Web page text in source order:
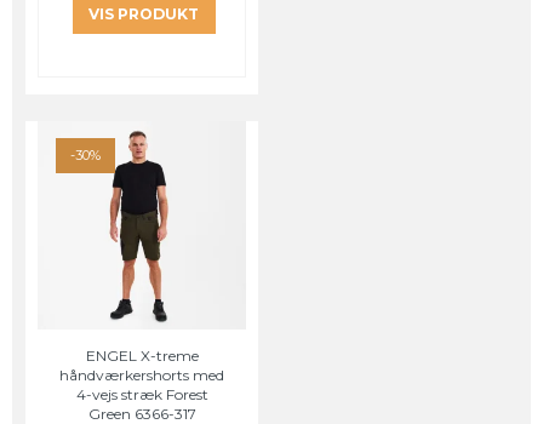
VIS PRODUKT
-30%
ENGEL X-treme
håndværkershorts med
4-vejs stræk Forest
Green 6366-317